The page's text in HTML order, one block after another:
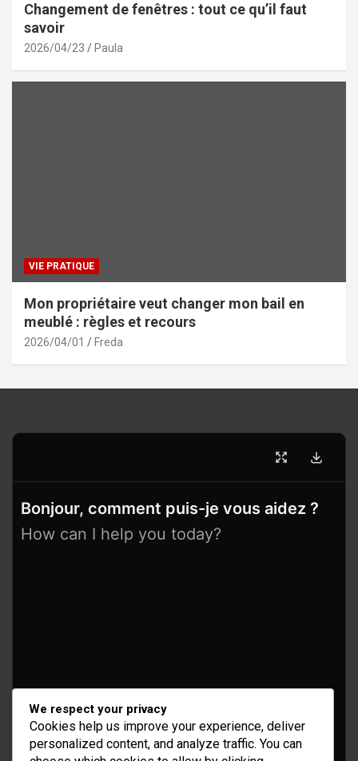
Changement de fenêtres : tout ce qu’il faut
savoir
2026/04/23 Paula
VIE PRATIQUE
Mon propriétaire veut changer mon bail en
meublé : règles et recours
2026/04/01 Freda
Bonjour, comment puis-je vous aidez ?
How can I help you today?
Conseil bricolage et jardinage
Choix d'outillage et de matériaux
We respect your privacy
Cookies help us improve your experience, deliver
personalized content, and analyze traffic. You can